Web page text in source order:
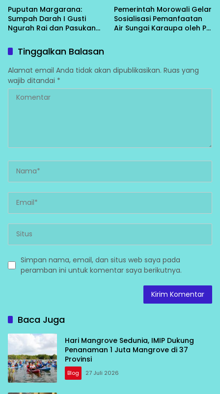
Puputan Margarana:
Sumpah Darah I Gusti
Ngurah Rai dan Pasukan
Bali
Pemerintah Morowali Gelar
Sosialisasi Pemanfaatan
Air Sungai Karaupa oleh PT
Tinggalkan Balasan
Alamat email Anda tidak akan dipublikasikan. Ruas yang
wajib ditandai *
Simpan nama, email, dan situs web saya pada
peramban ini untuk komentar saya berikutnya.
Baca Juga
Hari Mangrove Sedunia, IMIP Dukung
Penanaman 1 Juta Mangrove di 37
Provinsi
Blog 27 Juli 2026